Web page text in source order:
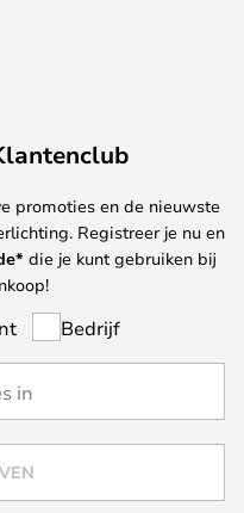
promoties en de nieuwste
Registreer je nu en
die je kunt gebruiken bij
Bedrijf